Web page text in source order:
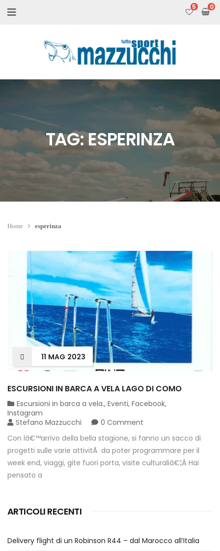
5
TAG:ESPERINZA
Home esperinza
11 MAG 2023
ESCURSIONI IN BARCA A VELA LAGO DI COMO
Escursioni in barca a vela., Eventi, Facebook,
Instagram
Stefano Mazzucchi
0 Comment
Con lâ€™arrivo della bella stagione, si fanno un sacco di
progetti sulle varie attivitÃ da poter programmare per il
week end, viaggi, gite fuori porta, visite culturaliâ€¦Â Hai
pensato a
ARTICOLI RECENTI
Delivery flight di un Robinson R44 – dal Marocco all’Italia